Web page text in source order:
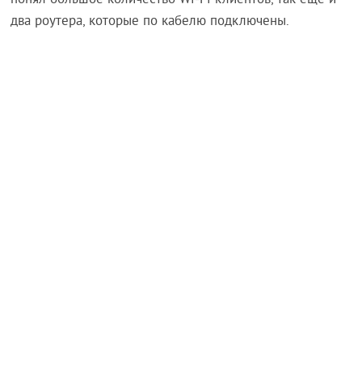
два роутера, которые по кабелю подключены.